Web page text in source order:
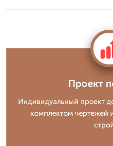
Проект
Индивидуальный проект
комплектом чертежей